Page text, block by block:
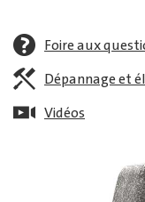
Foire aux
Dépannage et
Vidéos